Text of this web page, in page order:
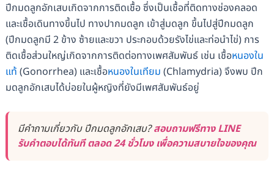
ปีกมดลูกอักเสบเกิดจากการติดเชื้อ ซึ่งเป็นเชื้อที่ติดทางช่องคลอด
และเชื้อเดินทางขึ้นไป ทางปากมดลูก เข้าสู่มดลูก ขึ้นไปสู่ปีกมดลูก
(ปีกมดลูกมี 2 ข้าง ซ้ายและขวา ประกอบด้วยรังไข่และท่อนำไข่) การ
ติดเชื้อส่วนใหญ่เกิดจากการติดต่อทางเพศสัมพันธ์ เช่น เชื้อหนองใน
แท้ (Gonorrhea) และเชื้อหนองในเทียม (Chlamydria) จึงพบ ปีก
มดลูกอักเสบได้บ่อยในผู้หญิงที่ยังมีเพศสัมพันธ์อยู่
มีคำถามเกี่ยวกับ ปีกมดลูกอักเสบ?สอบถามฟรีทาง LINE
รับคำตอบได้ทันที ตลอด 24 ชั่วโมง เพื่อความสบายใจของคุณ